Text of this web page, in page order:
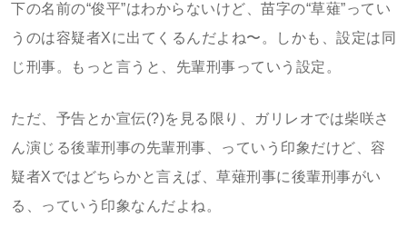
下の名前の“俊平”はわからないけど、苗字の“草薙”ってい
うのは容疑者Xに出てくるんだよね〜。しかも、設定は同
じ刑事。もっと言うと、先輩刑事っていう設定。
ただ、予告とか宣伝(?)を見る限り、ガリレオでは柴咲さ
ん演じる後輩刑事の先輩刑事、っていう印象だけど、容
疑者Xではどちらかと言えば、草薙刑事に後輩刑事がい
る、っていう印象なんだよね。